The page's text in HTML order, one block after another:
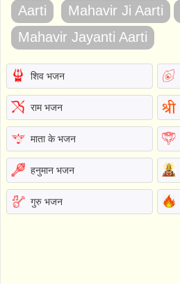
Aarti Mahavir Ji Aarti
Mahavir Jayanti Aarti
शिव भजन
राम भजन
माता के भजन
हनुमान भजन
गुरु भजन